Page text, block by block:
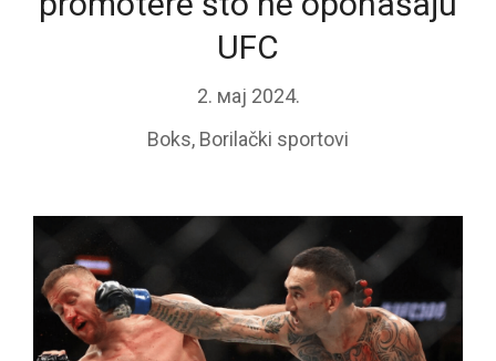
UFC
2. мај 2024.
Boks, Borilački sportovi